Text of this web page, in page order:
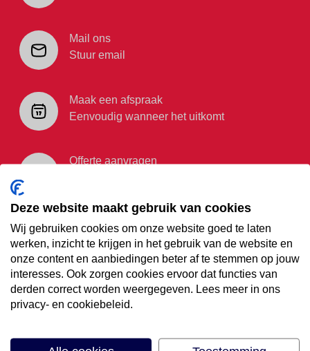
Mail ons
Stuur email
Maak een afspraak
Eenvoudig wanneer het uitkomt
Offerte aanvragen
€35,- korting op je
volgende vakantie
Meld je aan voor onze nieuwsbrief
Deze website maakt gebruik van cookies
Wij gebruiken cookies om onze website goed te laten
werken, inzicht te krijgen in het gebruik van de website en
onze content en aanbiedingen beter af te stemmen op jouw
interesses. Ook zorgen cookies ervoor dat functies van
derden correct worden weergegeven. Lees meer in ons
privacy- en cookiebeleid.